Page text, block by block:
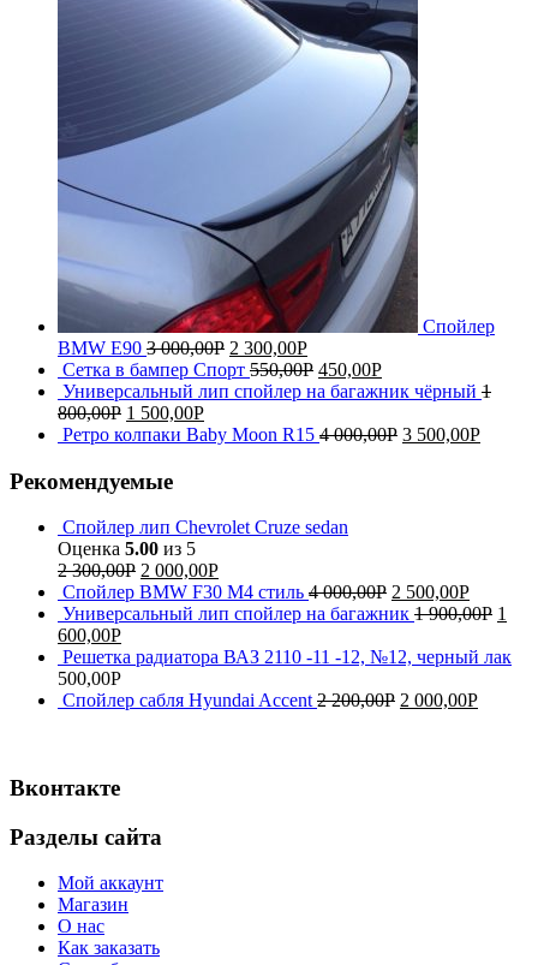
Спойлер
BMW E90 3 000,00Р 2 300,00Р
Сетка в бампер Спорт 550,00Р 450,00Р
Универсальный лип спойлер на багажник чёрный 1
800,00Р 1 500,00Р
Ретро колпаки Baby Moon R15 4 000,00Р 3 500,00Р
Рекомендуемые
Спойлер лип Chevrolet Cruze sedan
Оценка 5.00 из 5
2 300,00Р 2 000,00Р
Спойлер BMW F30 M4 стиль 4 000,00Р 2 500,00Р
Универсальный лип спойлер на багажник 1 900,00Р 1
600,00Р
Решетка радиатора ВАЗ 2110 -11 -12, №12, черный лак
500,00Р
Спойлер сабля Hyundai Accent 2 200,00Р 2 000,00Р
Вконтакте
Разделы сайта
Мой аккаунт
Магазин
О нас
Как заказать